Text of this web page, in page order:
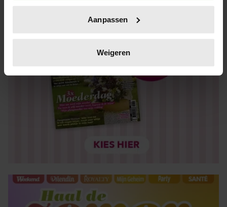
op specifieke eigenschappen (fingerprinting)
verwerkt en stel uw voorkeuren in het
intrekken in de Cookieverklaring.
We gebruiken cookies om content en advertenties te
personaliseren, om functies voor social media te bieden
en om ons websiteverkeer te analyseren. Ook delen we
partners voor social media, adverteren en analyse. Deze
verzameld op basis van uw gebruik van hun services. U
gaat akkoord met onze cookies als u onze website blijft
Aanpassen
Weigeren